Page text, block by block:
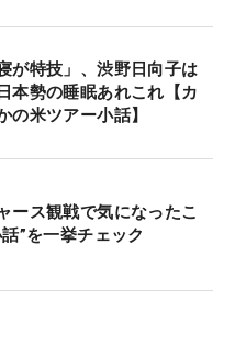
ー”の担当に任命され
けではなかった。西村
知らなかった。それ
うやって、捻じって開
ットを打つころ、唯
たりに教えていた。
が特技」、渋野日向子は
勢の睡眠あれこれ【カ
の米ツアー小話】
ース観戦で気になったこ
”を一挙チェック